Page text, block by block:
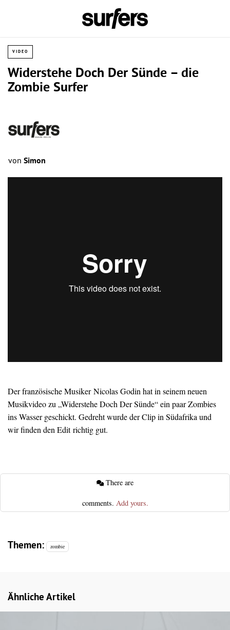
VIDEO
Widerstehe Doch Der Sünde – die
Zombie Surfer
von Simon
Der französische Musiker Nicolas Godin hat in seinem neuen
Musikvideo zu „Widerstehe Doch Der Sünde“ ein paar Zombies
ins Wasser geschickt. Gedreht wurde der Clip in Südafrika und
wir finden den Edit richtig gut.
comments. Add yours.
Themen: zombie
Ähnliche Artikel